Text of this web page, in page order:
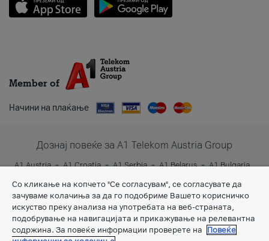
Member of
Начини на плаќање
Дознај повеќе за A1 Telekom Austria Group
A1 Austria A1 Croatia A1 Serbia A1 Belarus
A1 Bulgaria
Со кликање на копчето "Се согласувам", се согласувате да
зачуваме колачиња за да го подобриме Вашето корисничко
искуство преку анализа на употребата на веб-страната,
подобрување на навигацијата и прикажување на релевантна
содржина. За повеќе информации проверете на
Повеќе